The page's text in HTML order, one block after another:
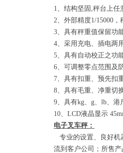
1、结构坚固 ,秤台上任
2、外部精度1/15000
3、具有秤重值保留功
4、采用充电、插电两
5、具有自动校正之功
6、可调整零点范围及
7、具有扣重、预先扣
8、具有毛重、净重切
9、具有kg、 g、 lb、港
10、 LCD液晶显示
电子叉车秤：
专业的设置、良好机
流到客户公司；所售